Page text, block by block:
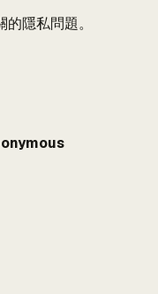
隱私問題。